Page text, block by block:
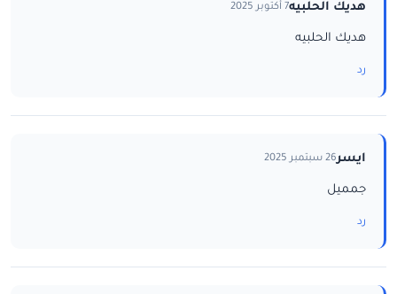
هديك الحلبيه7 أكتوبر 2025
هديك الحلبيه
رد
ايسر26 سبتمبر 2025
جمميل
رد